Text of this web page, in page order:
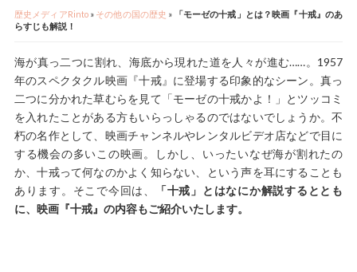
歴史メディアRinto» その他の国の歴史 »
「モーゼの十戒」とは？映画『十戒』のあ
らすじも解説！
海が真っ二つに割れ、海底から現れた道を人々が進む……。1957
年のスペクタクル映画『十戒』に登場する印象的なシーン。真っ
二つに分かれた草むらを見て「モーゼの十戒かよ！」とツッコミ
を入れたことがある方もいらっしゃるのではないでしょうか。不
朽の名作として、映画チャンネルやレンタルビデオ店などで目に
する機会の多いこの映画。しかし、いったいなぜ海が割れたの
か、十戒って何なのかよく知らない、という声を耳にすることも
あります。そこで今回は、
「十戒」とはなにか解説するととも
に、映画『十戒』の内容もご紹介いたします。